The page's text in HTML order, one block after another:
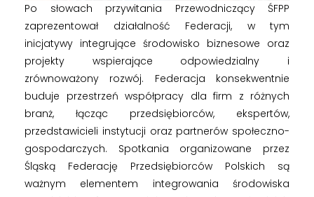
Po słowach przywitania Przewodniczący ŚFPP
zaprezentował działalność Federacji, w tym
inicjatywy integrujące środowisko biznesowe oraz
projekty wspierające odpowiedzialny i
zrównoważony rozwój. Federacja konsekwentnie
buduje przestrzeń współpracy dla firm z różnych
branż, łącząc przedsiębiorców, ekspertów,
przedstawicieli instytucji oraz partnerów społeczno-
gospodarczych. Spotkania organizowane przez
Śląską Federację Przedsiębiorców Polskich są
ważnym elementem integrowania środowiska